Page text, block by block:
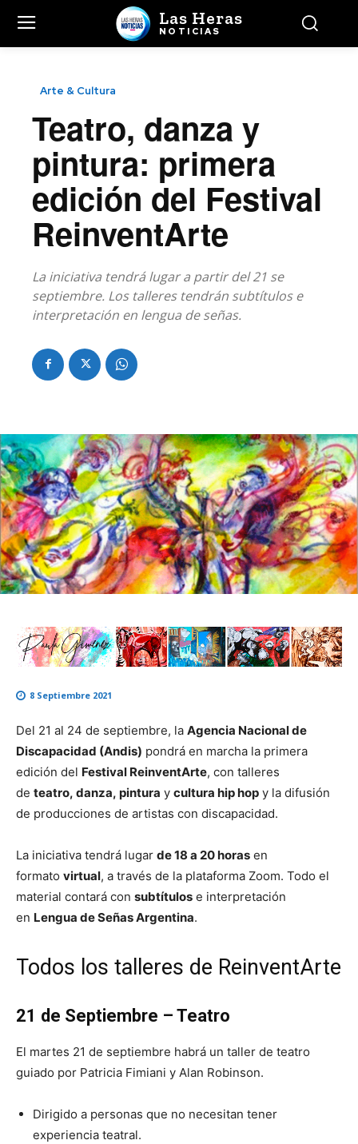
Las Heras
NOTICIAS
Arte & Cultura
Teatro, danza y
pintura: primera
edición del Festival
ReinventArte
La iniciativa tendrá lugar a partir del 21 se
septiembre. Los talleres tendrán subtítulos e
interpretación en lengua de señas.
8 Septiembre 2021
Del 21 al 24 de septiembre, la Agencia Nacional de
Discapacidad (Andis) pondrá en marcha la primera
edición del Festival ReinventArte, con talleres
de teatro, danza, pintura y cultura hip hop y la difusión
de producciones de artistas con discapacidad.
La iniciativa tendrá lugar de 18 a 20 horas en
formato virtual, a través de la plataforma Zoom. Todo el
material contará con subtítulos e interpretación
en Lengua de Señas Argentina.
Todos los talleres de ReinventArte
21 de Septiembre – Teatro
El martes 21 de septiembre habrá un taller de teatro
guiado por Patricia Fimiani y Alan Robinson.
Dirigido a personas que no necesitan tener
experiencia teatral.